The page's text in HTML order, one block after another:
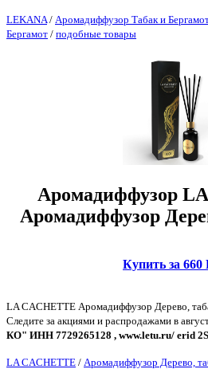
LEKANA/ Аромадиффузор Табак и
Бергамот / подобные товары
Аромадиффузор
Аромадиффузор
Купить за 660
LA CACHETTE Аромадиффузор Дерево,
Следите за акциями и распродажами в
КО" ИНН 7729265128 , www.letu.ru/ erid
LA CACHETTE / Аромадиффузор Дерево,